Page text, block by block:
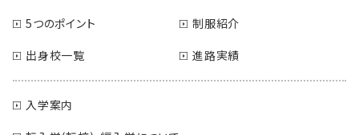
5つのポイント
制服紹介
出身校一覧
進路実績
入学案内